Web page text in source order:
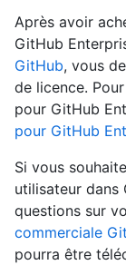
Après avoir
GitHub
GitHub, vous
de licence.
pour GitHub
pour GitHub
Si vous
utilisateur dans
questions sur
commerciale
pourra être